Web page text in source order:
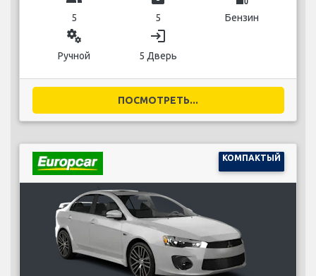
5 5 Бензин
miscellaneous_services
Ручной
login
5 Дверь
ПОСМОТРЕТЬ...
КОМПАКТЫЙ